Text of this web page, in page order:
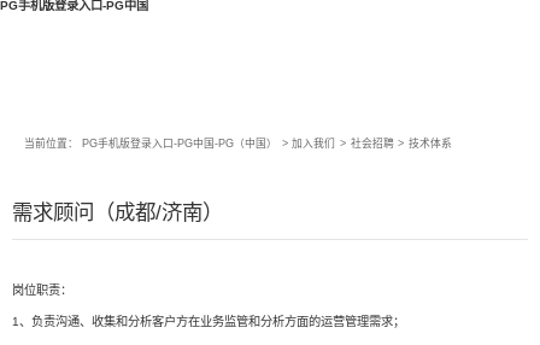
PG手机版登录入口-PG中国
当前位置： PG手机版登录入口-PG中国-PG（中国） > 加入我们 > 社会招聘 > 技术体系
需求顾问（成都/济南）
岗位职责：
1、负责沟通、收集和分析客户方在业务监管和分析方面的运营管理需求；